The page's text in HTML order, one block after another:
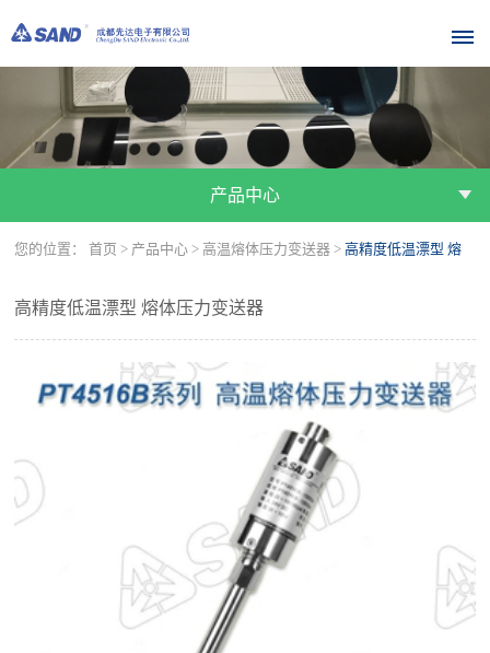
于
我
司
司
司
产
高
熔
高
熔
不
钢
数
熔
数
压
智
压
温
传
工
压
配
产
新
产品中心
您的位置：首页 > 产品中心 > 高温熔体压力变送器 >高精度低温漂型 熔
体压力变送器
高精度低温漂型 熔体压力变送器